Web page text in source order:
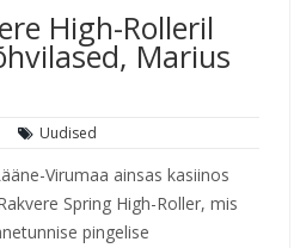
High-Rolleril
Marius
Uudised
Virumaa ainsas kasiinos
Spring High-Roller, mis
pingelise